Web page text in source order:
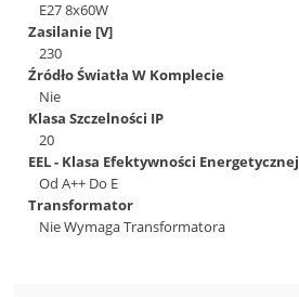
E27 8x60W
Zasilanie [V]
230
Źródło Światła W Komplecie
Nie
Klasa Szczelności IP
20
EEL - Klasa Efektywności Energetycznej
Od A++ Do E
Transformator
Nie Wymaga Transformatora